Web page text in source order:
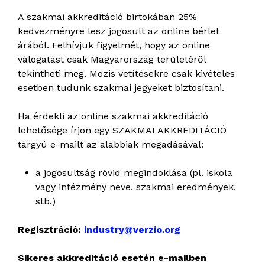
A szakmai akkreditáció birtokában 25%
kedvezményre lesz jogosult az online bérlet
árából. Felhívjuk figyelmét, hogy az online
válogatást csak Magyarország területéről
tekintheti meg. Mozis vetítésekre csak kivételes
esetben tudunk szakmai jegyeket biztosítani.
Ha érdekli az online szakmai akkreditáció
lehetősége írjon egy SZAKMAI AKKREDITÁCIÓ
tárgyú e-mailt az alábbiak megadásával:
a jogosultság rövid megindoklása (pl. iskola
vagy intézmény neve, szakmai eredmények,
stb.)
Regisztráció: industry@verzio.org
Sikeres akkreditáció esetén e-mailben